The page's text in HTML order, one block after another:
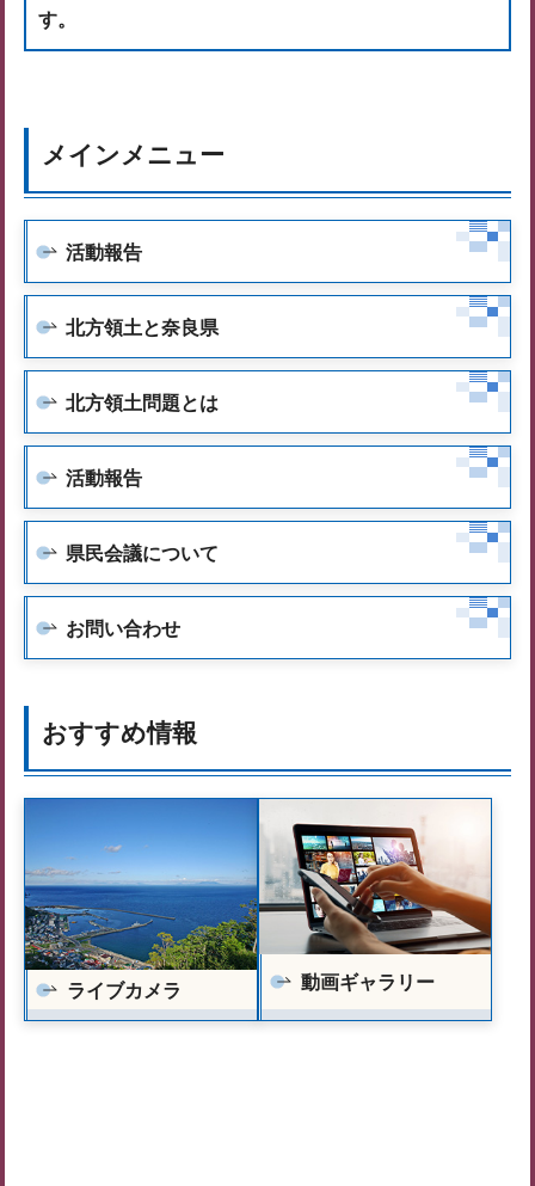
す。
メインメニュー
活動報告
北方領土と奈良県
北方領土問題とは
活動報告
県民会議について
お問い合わせ
おすすめ情報
ライブカメラ 動画ギャラリー